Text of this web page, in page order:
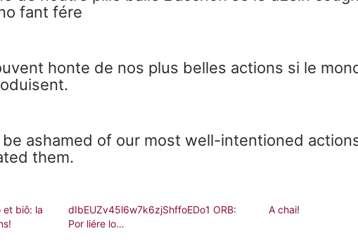
fant fére
honte de nos plus belles actions si le
ashamed of our most well-intentioned
them.
et biô: la
dIbEUZv45l6w7k6zjShffoEDo1 ORB:
Por liére lo…
A chai!